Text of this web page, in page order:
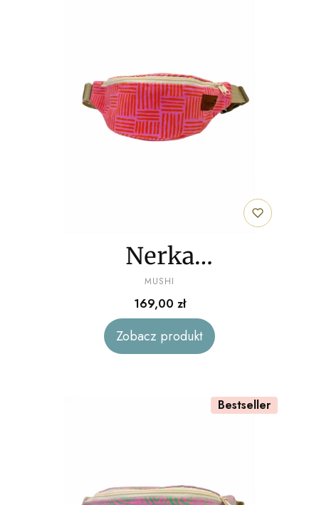
Nerka
"Pomarańczowy
akcent" welur
PRODUCENT
MUSHI
Cena
169,00 zł
Zobacz produkt
Bestseller